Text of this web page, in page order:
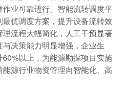
业可靠进行。智能流转调度平
优调度方案，提升设备流转效
流程大幅简化，人工干预显著
决策能力明显增强，企业生
以上，为能源勘探项目实施
源行业物资管理向智能化、高